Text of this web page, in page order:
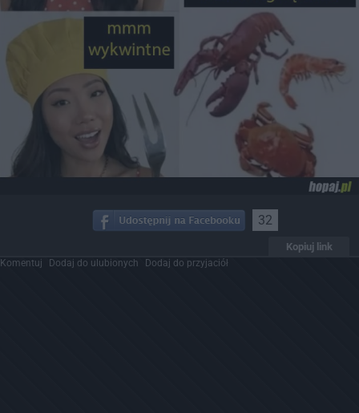
32
Kopiuj link
Komentuj Dodaj do ulubionych Dodaj do przyjaciół